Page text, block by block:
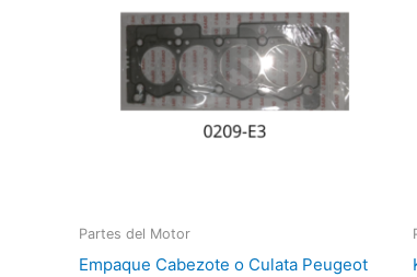
Partes del Motor
Empaque Cabezote o Culata Peugeot